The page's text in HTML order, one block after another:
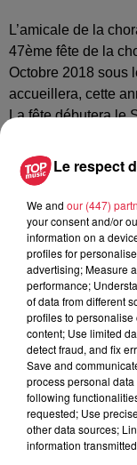
L’amicale de la
47ème fête de la
Octobre 2018 sous
accueillera, cette
La fête débutera le
soirée dansante
D’Hardtwälder »,
gastronomes : -
(17€) - Paupiettes
fruits ou glace et
tarte aux fruits ou
tiendra à l’église
déjeuner dès
la carte, les
proposés de
l’assiette du Ried.
sera préparée par
bons crus
portions de
emporter. A partir
Rhénania Alliance
Le respect
We and our (447)
your consent and/or
information on a
profiles for
advertising; Measure
performance;
of data from different
profiles to
content; Use limited
detect fraud, and fix
Save and
process personal
following
requested; Use
other data sources;
information